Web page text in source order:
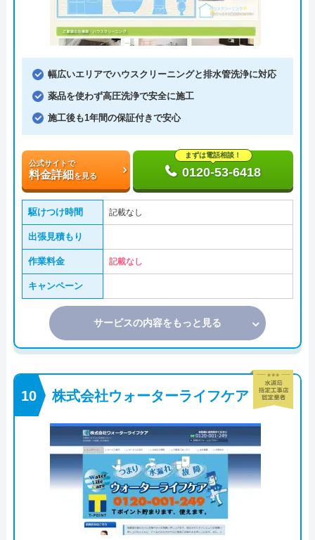
幅広いエリアでハウスクリーニングと排水管洗浄に対応
薬品を使わず高圧洗浄で安全に施工
施工後も1年間の保証付きで安心
公式サイトで
料金詳細を見る
まずは電話相談！
0120-53-6418
駆けつけ時間 記載なし
出張見積もり
作業料金 記載なし
キャンペーン
サービスの内容をもっと見る
株式会社ウォーターライフケア